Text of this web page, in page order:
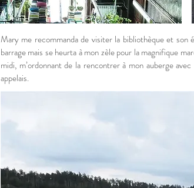
Mary me recommanda de visiter la bibliothèque et son
barrage mais se heurta à mon zèle pour la magnifique
midi, m’ordonnant de la rencontrer à mon auberge
appelais.